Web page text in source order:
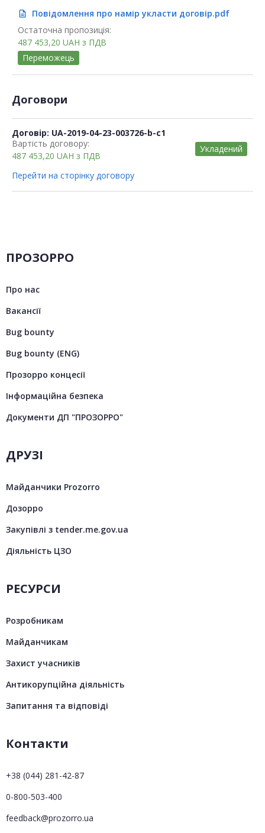
description
Повідомлення про намір укласти договір.pdf
Остаточна пропозиція:
487 453,20 UAH з ПДВ
Переможець
Договори
Договір: UA-2019-04-23-003726-b-c1
Вартість договору:
487 453,20 UAH з ПДВ
Укладений
Перейти на сторінку договору
ПРОЗОРРО
Про нас
Вакансії
Bug bounty
Bug bounty (ENG)
Прозорро концесії
Інформаційна безпека
Документи ДП "ПРОЗОРРО"
ДРУЗІ
Майданчики Prozorro
Дозорро
Закупівлі з tender.me.gov.ua
Діяльність ЦЗО
РЕСУРСИ
Розробникам
Майданчикам
Захист учасників
Антикорупційна діяльність
Запитання та відповіді
Контакти
+38 (044) 281-42-87
0-800-503-400
feedback@prozorro.ua